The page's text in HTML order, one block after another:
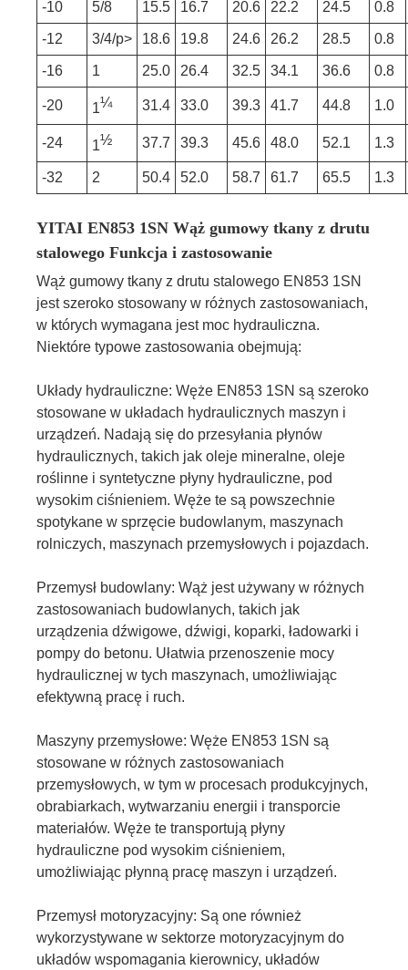
-10 5/8 15.5 16.7 20.6 22.2 24.5 0.8
-12 3/4/p> 18.6 19.8 24.6 26.2 28.5 0.8
-16 1 25.0 26.4 32.5 34.1 36.6 0.8
-20 1¼ 31.4 33.0 39.3 41.7 44.8 1.0
-24 1½ 37.7 39.3 45.6 48.0 52.1 1.3
-32 2 50.4 52.0 58.7 61.7 65.5 1.3
YITAI EN853 1SN Wąż gumowy tkany z drutu
stalowego Funkcja i zastosowanie
Wąż gumowy tkany z drutu stalowego EN853 1SN
jest szeroko stosowany w różnych zastosowaniach,
w których wymagana jest moc hydrauliczna.
Niektóre typowe zastosowania obejmują:
Układy hydrauliczne: Węże EN853 1SN są szeroko
stosowane w układach hydraulicznych maszyn i
urządzeń. Nadają się do przesyłania płynów
hydraulicznych, takich jak oleje mineralne, oleje
roślinne i syntetyczne płyny hydrauliczne, pod
wysokim ciśnieniem. Węże te są powszechnie
spotykane w sprzęcie budowlanym, maszynach
rolniczych, maszynach przemysłowych i pojazdach.
Przemysł budowlany: Wąż jest używany w różnych
zastosowaniach budowlanych, takich jak
urządzenia dźwigowe, dźwigi, koparki, ładowarki i
pompy do betonu. Ułatwia przenoszenie mocy
hydraulicznej w tych maszynach, umożliwiając
efektywną pracę i ruch.
Maszyny przemysłowe: Węże EN853 1SN są
stosowane w różnych zastosowaniach
przemysłowych, w tym w procesach produkcyjnych,
obrabiarkach, wytwarzaniu energii i transporcie
materiałów. Węże te transportują płyny
hydrauliczne pod wysokim ciśnieniem,
umożliwiając płynną pracę maszyn i urządzeń.
Przemysł motoryzacyjny: Są one również
wykorzystywane w sektorze motoryzacyjnym do
układów wspomagania kierownicy, układów